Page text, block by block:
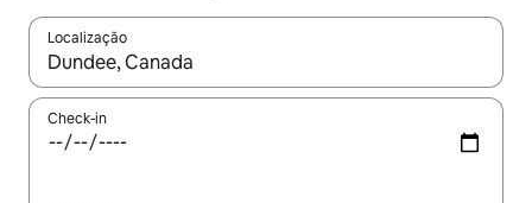
Localização
Quando os resultados estiverem disponíveis, explore-os
Check-in